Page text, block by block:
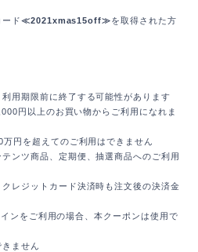
ド≪2021xmas15off≫を取得された方
用期限前に終了する可能性があります
円以上のお買い物からご利用になれま
円を超えてのご利用はできません
ンツ商品、定期便、抽選商品へのご利用
レジットカード決済時も注文後の決済金
ンをご利用の場合、本クーポンは使用で
ません